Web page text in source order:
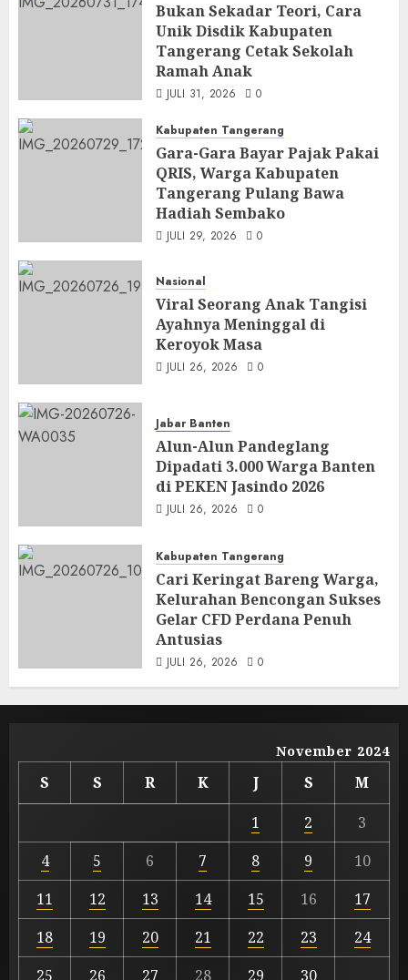
Bukan Sekadar Teori, Cara
Unik Disdik Kabupaten
Tangerang Cetak Sekolah
Ramah Anak
JULI 31, 2026 0
Kabupaten Tangerang
Gara-Gara Bayar Pajak Pakai
QRIS, Warga Kabupaten
Tangerang Pulang Bawa
Hadiah Sembako
JULI 29, 2026 0
Nasional
Viral Seorang Anak Tangisi
Ayahnya Meninggal di
Keroyok Masa
JULI 26, 2026 0
Jabar Banten
Alun-Alun Pandeglang
Dipadati 3.000 Warga Banten
di PEKEN Jasindo 2026
JULI 26, 2026 0
Kabupaten Tangerang
Cari Keringat Bareng Warga,
Kelurahan Bencongan Sukses
Gelar CFD Perdana Penuh
Antusias
JULI 26, 2026 0
November 2024
S S R K J S
M
1
2
3
4
5 6 7 8 9
10
11
12 13 14 15 16
17
18
19 20 21 22 23
24
25
26 27 28 29 30